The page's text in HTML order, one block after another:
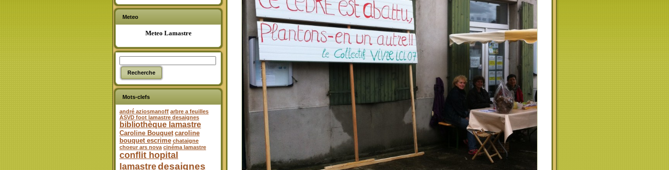
Meteo
Meteo Lamastre
Mots-clefs
andré aziosmanoff arbre a feuilles
ASVD foot lamastre desaignes
bibliothèque lamastre
Caroline Bouquet caroline
bouquet escrime chataigne
choeur ars nova cinéma lamastre
conflit hopital
lamastredesaignes